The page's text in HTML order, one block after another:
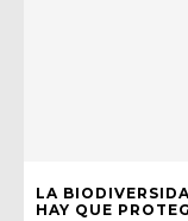
LA
HAY QUE